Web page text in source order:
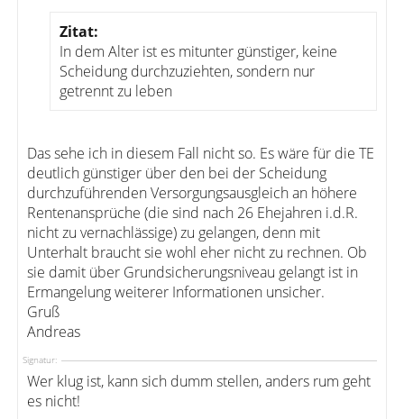
Zitat:
In dem Alter ist es mitunter günstiger, keine
Scheidung durchzuziehten, sondern nur
getrennt zu leben
Das sehe ich in diesem Fall nicht so. Es wäre für die TE
deutlich günstiger über den bei der Scheidung
durchzuführenden Versorgungsausgleich an höhere
Rentenansprüche (die sind nach 26 Ehejahren i.d.R.
nicht zu vernachlässige) zu gelangen, denn mit
Unterhalt braucht sie wohl eher nicht zu rechnen. Ob
sie damit über Grundsicherungsniveau gelangt ist in
Ermangelung weiterer Informationen unsicher.
Gruß
Andreas
Signatur:
Wer klug ist, kann sich dumm stellen, anders rum geht
es nicht!